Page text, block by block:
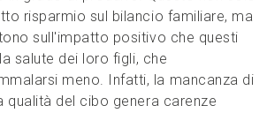
risparmio sul bilancio familiare, ma
sull'impatto positivo che questi
salute dei loro figli, che
meno. Infatti, la mancanza di
qualità del cibo genera carenze